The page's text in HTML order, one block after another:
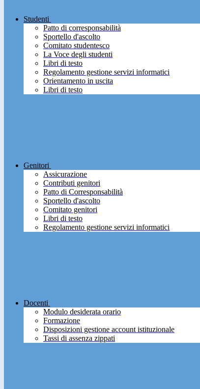
Studenti
Patto di corresponsabilità
Sportello d'ascolto
Comitato studentesco
La Voce degli studenti
Libri di testo
Regolamento gestione servizi informatici
Orientamento in uscita
Libri di testo
Genitori
Assicurazione
Contributi genitori
Patto di Corresponsabilità
Sportello d'ascolto
Comitato genitori
Libri di testo
Regolamento gestione servizi informatici
Docenti
Modulo desiderata orario
Formazione
Disposizioni gestione account istituzionale
Tassi di assenza zippati